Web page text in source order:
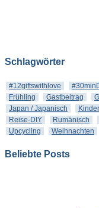
Schlagwörter
#12giftswithlove
Frühling
Gastbeitrag
Japan / Japanisch
Kinder
Reise-DIY
Rumänisch
Upcycling
Weihnachten
Beliebte Posts